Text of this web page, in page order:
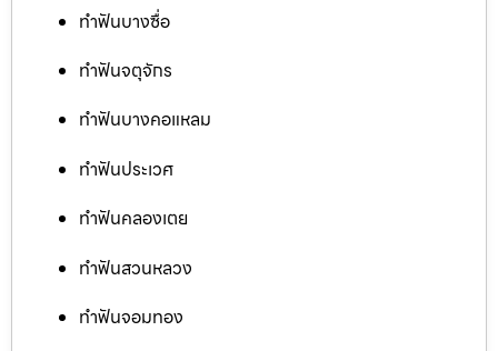
ทำฟันบางซื่อ
ทำฟันจตุจักร
ทำฟันบางคอแหลม
ทำฟันประเวศ
ทำฟันคลองเตย
ทำฟันสวนหลวง
ทำฟันจอมทอง